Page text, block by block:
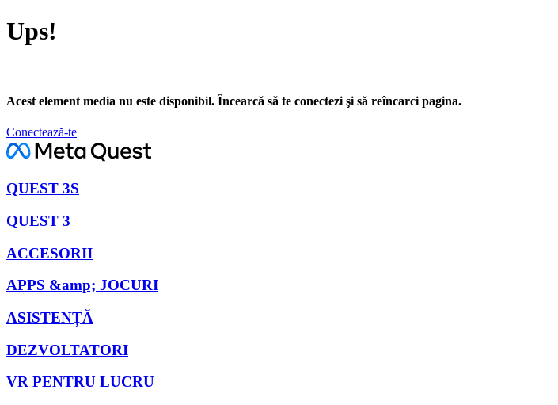
Ups!
Acest element media nu este disponibil. Încearcă să te conectezi şi să reîncarci pagina.
Conectează-te
QUEST 3S
QUEST 3
ACCESORII
APPS &amp; JOCURI
ASISTENȚĂ
DEZVOLTATORI
VR PENTRU LUCRU